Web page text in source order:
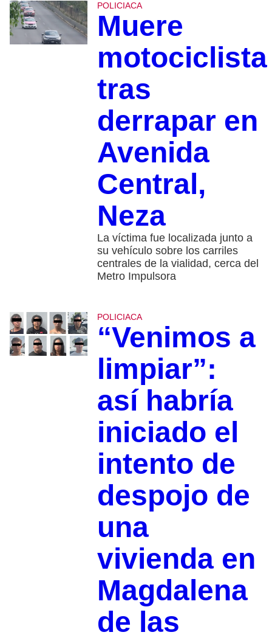
POLICIACA
Muere
motociclista
tras
derrapar en
Avenida
Central,
Neza
La víctima fue localizada junto a
su vehículo sobre los carriles
centrales de la vialidad, cerca del
Metro Impulsora
POLICIACA
“Venimos a
limpiar”:
así habría
iniciado el
intento de
despojo de
una
vivienda en
Magdalena
de las